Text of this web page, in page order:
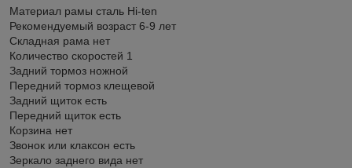
Материал рамы сталь Hi-ten
Рекомендуемый возраст 6-9 лет
Складная рама нет
Количество скоростей 1
Задний тормоз ножной
Передний тормоз клещевой
Задний щиток есть
Передний щиток есть
Корзина нет
Звонок или клаксон есть
Зеркало заднего вида нет